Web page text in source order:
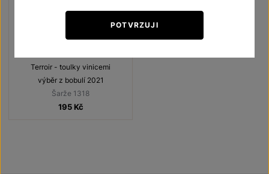
Terroir - toulky vinicemi
výběr z bobulí 2021
Šarže 1318
195 Kč
POTVRZUJI